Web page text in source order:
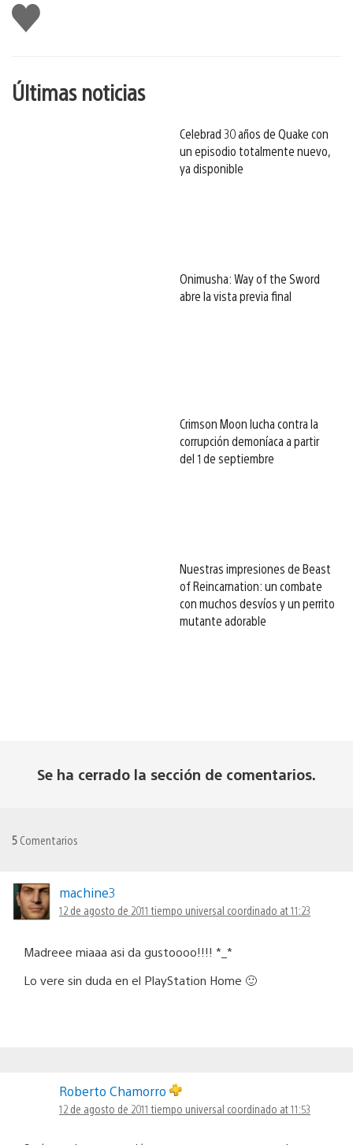
Me
gusta
Últimas noticias
Celebrad 30 años de Quake con
un episodio totalmente nuevo,
ya disponible
Onimusha: Way of the Sword
abre la vista previa final
Crimson Moon lucha contra la
corrupción demoníaca a partir
del 1 de septiembre
Nuestras impresiones de Beast
of Reincarnation: un combate
con muchos desvíos y un perrito
mutante adorable
Se ha cerrado la sección de comentarios.
5 Comentarios
machine3
12 de agosto de 2011 tiempo universal coordinado at 11:23
Madreee miaaa asi da gustoooo!!!! *_*
Lo vere sin duda en el PlayStation Home 🙂
Roberto Chamorro
12 de agosto de 2011 tiempo universal coordinado at 11:53